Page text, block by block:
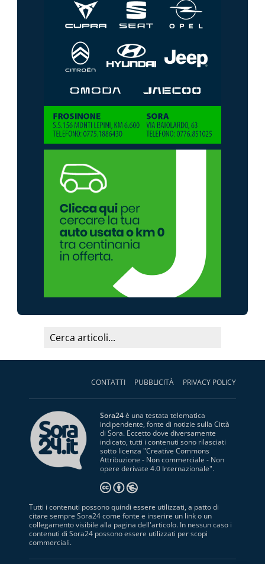
CONTATTI PUBBLICITÀ PRIVACY POLICY
Sora24è una testata telematica
indipendente, fonte di notizie sulla Città
di Sora. Eccetto dove diversamente
indicato, tutti i contenuti sono rilasciati
sotto licenza "Creative Commons
Attribuzione - Non commerciale - Non
opere derivate 4.0 Internazionale".
Tutti i contenuti possono quindi essere utilizzati, a patto di
citare sempre Sora24 come fonte e inserire un link o un
collegamento visibile alla pagina dell'articolo. In nessun caso i
contenuti di Sora24 possono essere utilizzati per scopi
commerciali.